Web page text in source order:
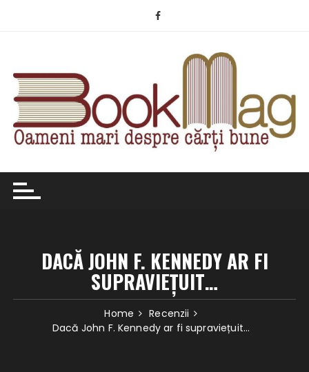
DACĂ JOHN F. KENNEDY AR FI
SUPRAVIEȚUIT…
Home
Recenzii
Dacă John F. Kennedy ar fi supraviețuit…